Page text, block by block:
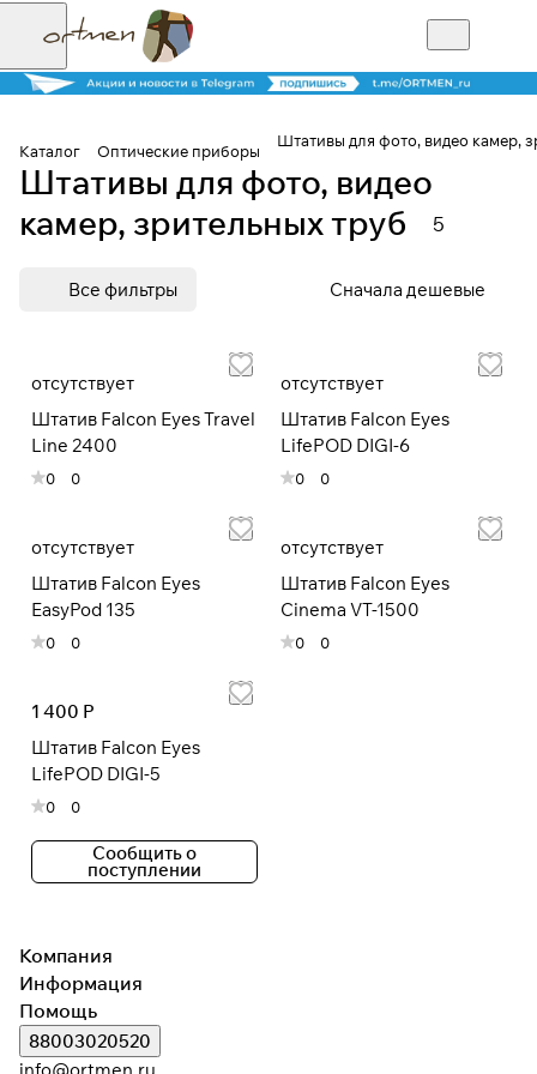
Каталог Оптические приборы
Штативы для фото, видео камер,
Штативы для фото, видео
камер, зрительных труб
5
Все фильтры Сначала дешевые
отсутствует
Штатив Falcon Eyes Travel
Line 2400
0 0
отсутствует
Штатив Falcon Eyes
LifePOD DIGI-6
0 0
отсутствует
Штатив Falcon Eyes
EasyPod 135
0 0
отсутствует
Штатив Falcon Eyes
Cinema VT-1500
0 0
1 400 Р
Штатив Falcon Eyes
LifePOD DIGI-5
0 0
Сообщить о
поступлении
Для клиентов всех банков
оплату на части
Сегодня
25 %
При оформлении заказа
выберите метод оплатыПЛАЙТ
Оплачивайте сегодня только
Получайте товар
Оставшиеся75
скидки по купонам не
применяются.
Компания
Информация
Помощь
88003020520